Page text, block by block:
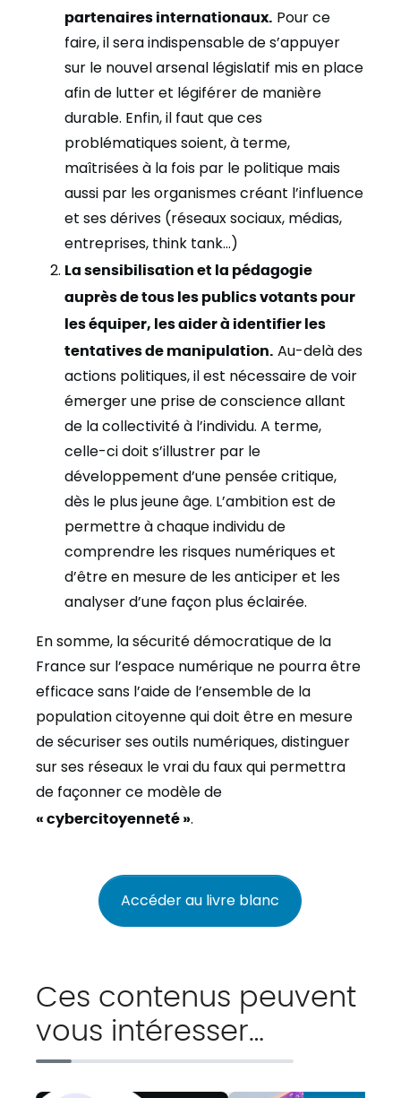
partenaires internationaux. Pour ce
faire, il sera indispensable de s’appuyer
sur le nouvel arsenal législatif mis en place
afin de lutter et légiférer de manière
durable. Enfin, il faut que ces
problématiques soient, à terme,
maîtrisées à la fois par le politique mais
aussi par les organismes créant l’influence
et ses dérives (réseaux sociaux, médias,
entreprises, think tank…)
La sensibilisation et la pédagogie
auprès de tous les publics votants pour
les équiper, les aider à identifier les
tentatives de manipulation. Au-delà des
actions politiques, il est nécessaire de voir
émerger une prise de conscience allant
de la collectivité à l’individu. A terme,
celle-ci doit s’illustrer par le
développement d’une pensée critique,
dès le plus jeune âge. L’ambition est de
permettre à chaque individu de
comprendre les risques numériques et
d’être en mesure de les anticiper et les
analyser d’une façon plus éclairée.
En somme, la sécurité démocratique de la
France sur l’espace numérique ne pourra être
efficace sans l’aide de l’ensemble de la
population citoyenne qui doit être en mesure
de sécuriser ses outils numériques, distinguer
sur ses réseaux le vrai du faux qui permettra
de façonner ce modèle de
« cybercitoyenneté ».
Accéder au livre blanc
Ces contenus peuvent
vous intéresser…